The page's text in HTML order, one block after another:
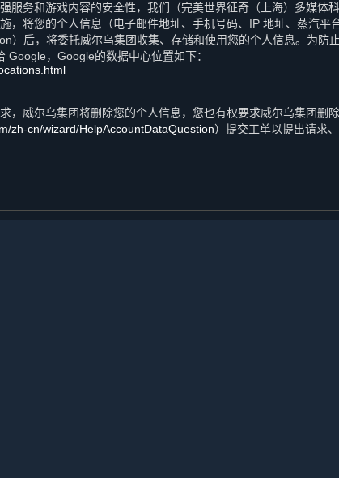
服务和游戏内容的安全性，我们（完美世界征奇（上海）多媒体
，将您的个人信息（电子邮件地址、手机号码、IP 地址、蒸汽平
）后，将委托威尔乌集团收集、存储和使用您的个人信息。为防
Google，Google的数据中心位置如下：
，威尔乌集团将删除您的个人信息，您也有权要求威尔乌集团删
zh-cn/wizard/HelpAccountDataQuestion）提交工单以提出请求